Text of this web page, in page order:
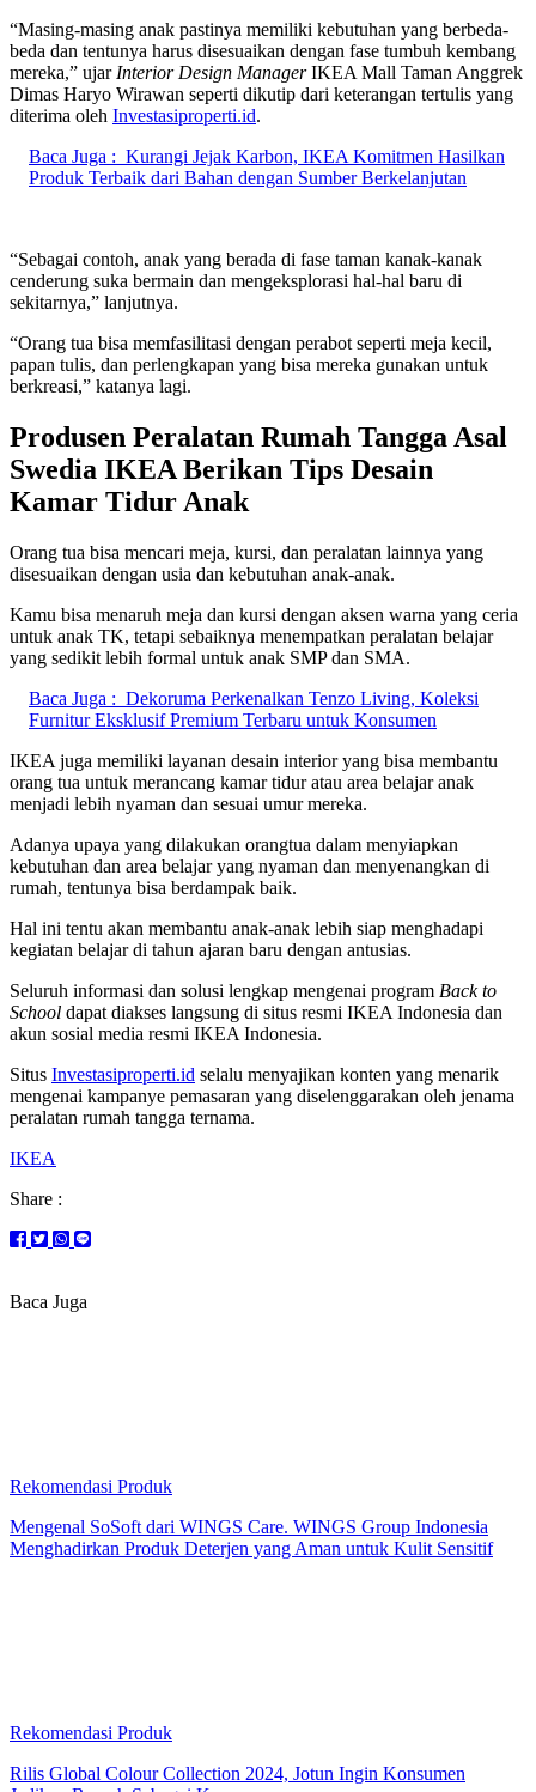
“Masing-masing anak pastinya memiliki kebutuhan yang berbeda-
beda dan tentunya harus disesuaikan dengan fase tumbuh kembang
mereka,” ujar Interior Design ManagerIKEA Mall Taman Anggrek
Dimas Haryo Wirawan seperti dikutip dari keterangan tertulis yang
diterima oleh Investasiproperti.id.
Baca Juga : Kurangi Jejak Karbon, IKEA Komitmen Hasilkan
Produk Terbaik dari Bahan dengan Sumber Berkelanjutan
“Sebagai contoh, anak yang berada di fase taman kanak-kanak
cenderung suka bermain dan mengeksplorasi hal-hal baru di
sekitarnya,” lanjutnya.
“Orang tua bisa memfasilitasi dengan perabot seperti meja kecil,
papan tulis, dan perlengkapan yang bisa mereka gunakan untuk
berkreasi,” katanya lagi.
Produsen Peralatan Rumah Tangga Asal
Swedia IKEA Berikan Tips Desain
Kamar Tidur Anak
Orang tua bisa mencari meja, kursi, dan peralatan lainnya yang
disesuaikan dengan usia dan kebutuhan anak-anak.
Kamu bisa menaruh meja dan kursi dengan aksen warna yang ceria
untuk anak TK, tetapi sebaiknya menempatkan peralatan belajar
yang sedikit lebih formal untuk anak SMP dan SMA.
Baca Juga : Dekoruma Perkenalkan Tenzo Living, Koleksi
Furnitur Eksklusif Premium Terbaru untuk Konsumen
IKEA juga memiliki layanan desain interior yang bisa membantu
orang tua untuk merancang kamar tidur atau area belajar anak
menjadi lebih nyaman dan sesuai umur mereka.
Adanya upaya yang dilakukan orangtua dalam menyiapkan
kebutuhan dan area belajar yang nyaman dan menyenangkan di
rumah, tentunya bisa berdampak baik.
Hal ini tentu akan membantu anak-anak lebih siap menghadapi
kegiatan belajar di tahun ajaran baru dengan antusias.
Seluruh informasi dan solusi lengkap mengenai program Back to
School dapat diakses langsung di situs resmi IKEA Indonesia dan
akun sosial media resmi IKEA Indonesia.
Situs Investasiproperti.id selalu menyajikan konten yang menarik
mengenai kampanye pemasaran yang diselenggarakan oleh jenama
peralatan rumah tangga ternama.
IKEA
Share :
Baca Juga
Rekomendasi Produk
Mengenal SoSoft dari WINGS Care. WINGS Group Indonesia
Menghadirkan Produk Deterjen yang Aman untuk Kulit Sensitif
Rekomendasi Produk
Rilis Global Colour Collection 2024, Jotun Ingin Konsumen